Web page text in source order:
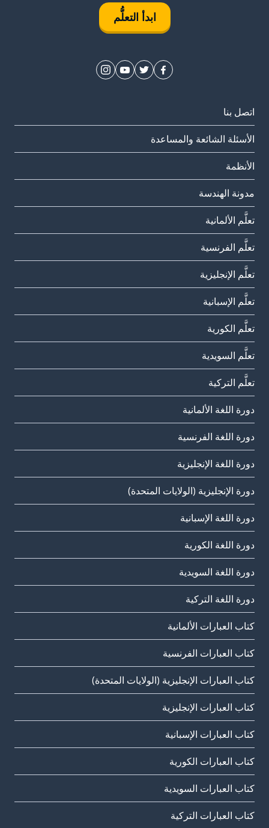
ابدأ التعلُّم
اتصل بنا
الأسئلة الشائعة والمساعدة
الأنظمة
مدونة الهندسة
تعلَّم الألمانية
تعلَّم الفرنسية
تعلَّم الإنجليزية
تعلَّم الإسبانية
تعلَّم الكورية
تعلَّم السويدية
تعلَّم التركية
دورة اللغة الألمانية
دورة اللغة الفرنسية
دورة اللغة الإنجليزية
دورة الإنجليزية (الولايات المتحدة)
دورة اللغة الإسبانية
دورة اللغة الكورية
دورة اللغة السويدية
دورة اللغة التركية
كتاب العبارات الألمانية
كتاب العبارات الفرنسية
كتاب العبارات الإنجليزية (الولايات المتحدة)
كتاب العبارات الإنجليزية
كتاب العبارات الإسبانية
كتاب العبارات الكورية
كتاب العبارات السويدية
كتاب العبارات التركية